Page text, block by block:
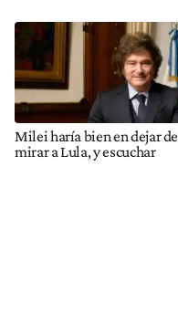
Milei haría bien en dejar de
mirar a Lula, y escuchar